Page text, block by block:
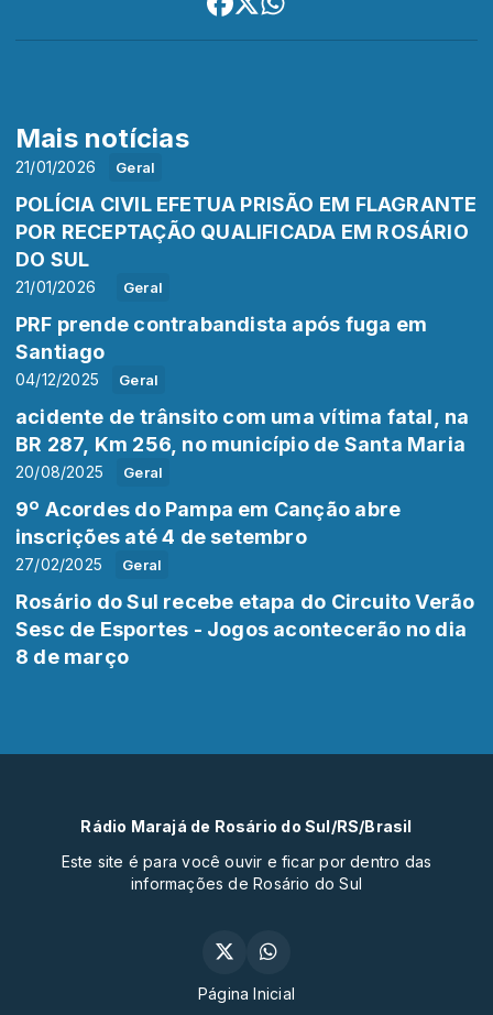
Mais notícias
Geral
21/01/2026
POLÍCIA CIVIL EFETUA PRISÃO EM FLAGRANTE
POR RECEPTAÇÃO QUALIFICADA EM ROSÁRIO
DO SUL
Geral
21/01/2026
PRF prende contrabandista após fuga em
Santiago
Geral
04/12/2025
acidente de trânsito com uma vítima fatal, na
BR 287, Km 256, no município de Santa Maria
Geral
20/08/2025
9º Acordes do Pampa em Canção abre
inscrições até 4 de setembro
Geral
27/02/2025
Rosário do Sul recebe etapa do Circuito Verão
Sesc de Esportes - Jogos acontecerão no dia
8 de março
Rádio Marajá de Rosário do Sul/RS/Brasil
Este site é para você ouvir e ficar por dentro das
informações de Rosário do Sul
Página Inicial